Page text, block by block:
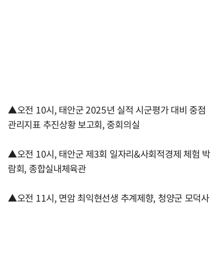
▲오전 10시, 태안군 2025년 실적 시군평가 대비 중점
관리지표 추진상황 보고회, 중회의실
▲오전 10시, 태안군 제3회 일자리&사회적경제 체험 박
람회, 종합실내체육관
▲오전 11시, 면암 최익현선생 추계제향, 청양군 모덕사